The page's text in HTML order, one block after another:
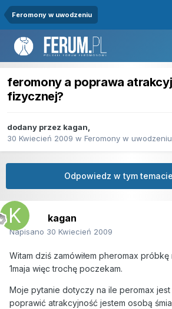
Feromony w uwodzeniu
feromony a poprawa
fizycznej?
dodany przez kagan,
30 Kwiecień 2009 w Feromony w uwodzeniu
Odpowiedz w tym temacie
kagan
Napisano 30 Kwiecień 2009
Witam dziś zamówiłem pheromax
1maja więc trochę poczekam.
Moje pytanie dotyczy na ile peromax jest
poprawić atrakcyjność jestem osobą